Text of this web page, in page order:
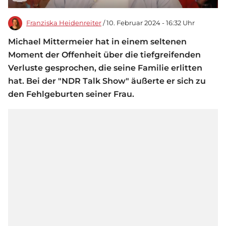
Franziska Heidenreiter / 10. Februar 2024 - 16:32 Uhr
Michael Mittermeier hat in einem seltenen
Moment der Offenheit über die tiefgreifenden
Verluste gesprochen, die seine Familie erlitten
hat. Bei der "NDR Talk Show" äußerte er sich zu
den Fehlgeburten seiner Frau.